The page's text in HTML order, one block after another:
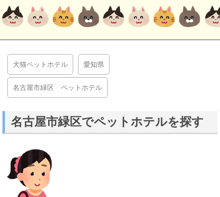
犬猫ペットホテル 愛知県
名古屋市緑区 ペットホテル
名古屋市緑区でペットホテルを探す